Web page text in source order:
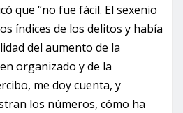
que “no fue fácil. El sexenio
índices de los delitos y había
del aumento de la
organizado y de la
me doy cuenta, y
los números, cómo ha